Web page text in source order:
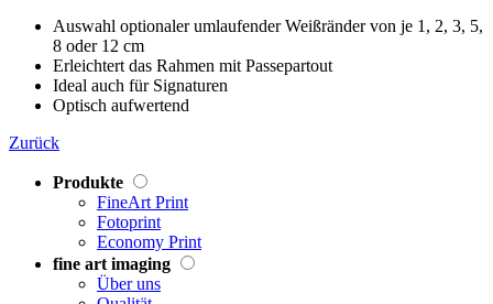
Auswahl optionaler umlaufender Weißränder von je 1, 2, 3, 5,
8 oder 12 cm
Erleichtert das Rahmen mit Passepartout
Ideal auch für Signaturen
Optisch aufwertend
Zurück
Produkte
FineArt Print
Fotoprint
Economy Print
fine art imaging
Über uns